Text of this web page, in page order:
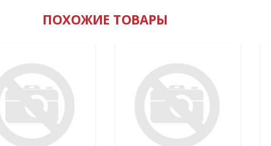
ПОХОЖИЕ ТОВАРЫ